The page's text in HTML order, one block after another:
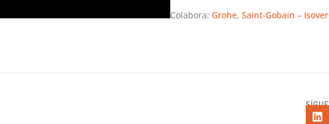
Colabora: Grohe, Saint-Gobain – Isover